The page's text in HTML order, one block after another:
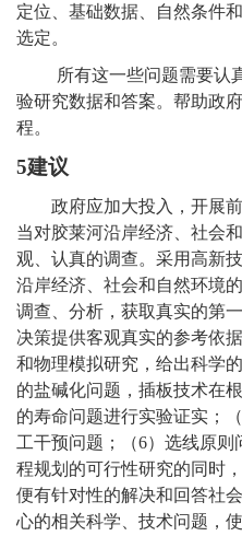
定位、基础数据、自然条件
选定。
所有这一些问题需要认
验研究数据和答案。帮助政
程。
5建议
政府应加大投入，开展
当对胶莱河沿岸经济、社会
观、认真的调查。采用高新
沿岸经济、社会和自然环境
调查、分析，获取真实的第
决策提供客观真实的参考依
和物理模拟研究，给出科学
的盐碱化问题，插板技术在
的寿命问题进行实验证实；
工干预问题；（6）选线原
程规划的可行性研究的同时
便有针对性的解决和回答社
心的相关科学、技术问题，